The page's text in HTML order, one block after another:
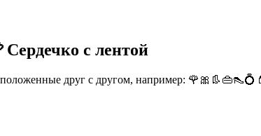
с лентой
друг с другом, например: